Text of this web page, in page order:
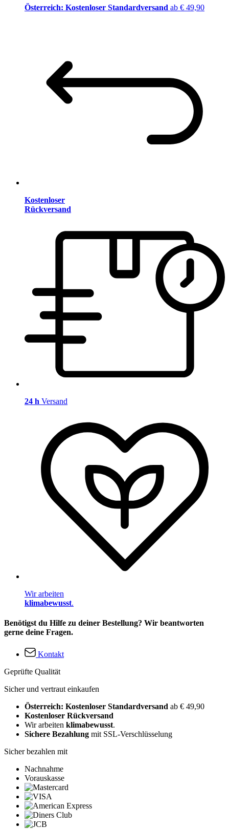
Österreich: Kostenloser Standardversand ab € 49,90
Kostenloser
Rückversand
24 h Versand
Wir arbeiten
klimabewusst.
Benötigst du Hilfe zu deiner Bestellung? Wir beantworten
gerne deine Fragen.
Kontakt
Geprüfte Qualität
Sicher und vertraut einkaufen
Österreich: Kostenloser Standardversand ab € 49,90
Kostenloser Rückversand
Wir arbeiten klimabewusst.
Sichere Bezahlung mit SSL-Verschlüsselung
Sicher bezahlen mit
Nachnahme
Vorauskasse